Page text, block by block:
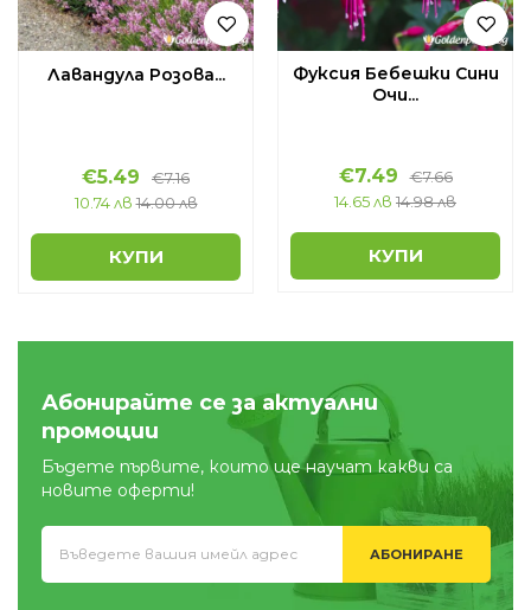
Лавандула Розова...
€5.49 €7.16
10.74 лв 14.00 лв
КУПИ
Фуксия Бебешки Сини
Очи...
€7.49 €7.66
14.65 лв 14.98 лв
КУПИ
Абонирайте се за актуални
промоции
Бъдете първите, които ще научат какви са
новите оферти!
АБОНИРАНЕ